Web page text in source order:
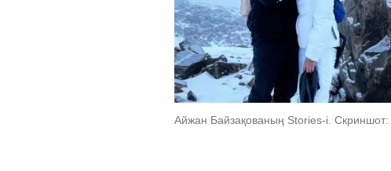
Айжан Байзақованың Stories-i.